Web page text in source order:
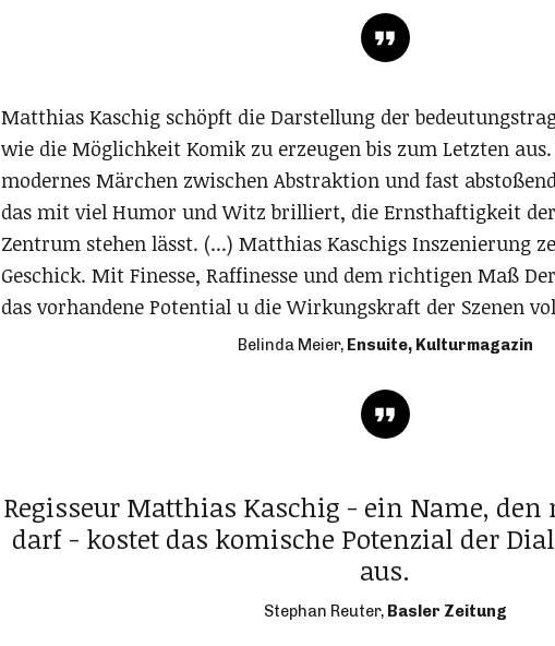
Matthias Kaschig schöpft die Darstellung der
wie die Möglichkeit Komik zu erzeugen bis zum Letzten aus.
modernes Märchen zwischen Abstraktion und fast
das mit viel Humor und Witz brilliert, die Ernsthaftigkeit
Zentrum stehen lässt. (...) Matthias Kaschigs Inszenierung
Geschick. Mit Finesse, Raffinesse und dem richtigen Maß
das vorhandene Potential u die Wirkungskraft der Szenen
Belinda Meier, Ensuite, Kulturmagazin
Regisseur Matthias Kaschig - ein Name,
darf - kostet das komische Potenzial der
aus.
Stephan Reuter, Basler Zeitung